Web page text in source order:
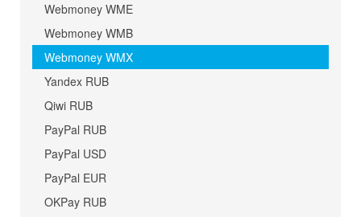
Webmoney WME
Webmoney WMB
Webmoney WMX
Yandex RUB
Qiwi RUB
PayPal RUB
PayPal USD
PayPal EUR
OKPay RUB